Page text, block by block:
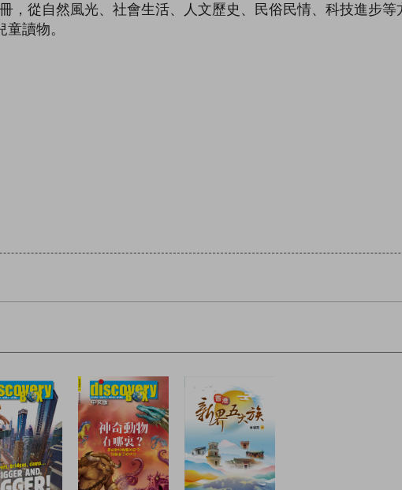
從自然風光、社會生活、人文歷史、民俗民情、科技進步等
讀物。